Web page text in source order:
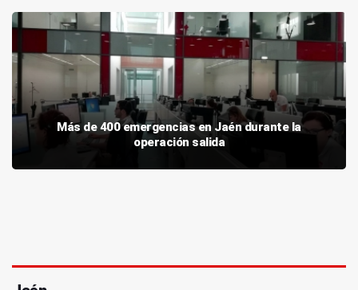
Más de 400 emergencias en Jaén durante la
operación salida